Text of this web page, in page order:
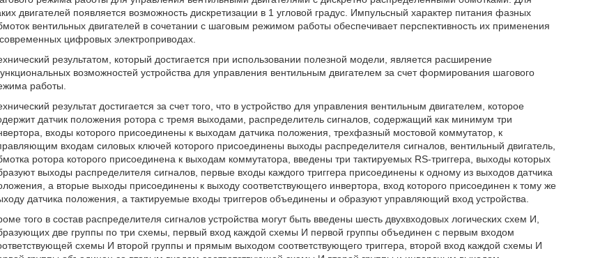
двигателей появляется возможность дискретизации в 1 угловой градус. Импульсный характер питания фазных
вентильных двигателей в сочетании с шаговым режимом работы обеспечивает перспективность их применения
цифровых электроприводах.
результатом, который достигается при использовании полезной модели, является расширение
возможностей устройства для управления вентильным двигателем за счет формирования шагового
работы.
результат достигается за счет того, что в устройство для управления вентильным двигателем, которое
датчик положения ротора с тремя выходами, распределитель сигналов, содержащий как минимум три
входы которого присоединены к выходам датчика положения, трехфазный мостовой коммутатор, к
входам силовых ключей которого присоединены выходы распределителя сигналов, вентильный двигатель,
ротора которого присоединена к выходам коммутатора, введены три тактируемых RS-триггера, выходы которых
выходы распределителя сигналов, первые входы каждого триггера присоединены к одному из выходов датчика
а вторые выходы присоединены к выходу соответствующего инвертора, вход которого присоединен к тому же
датчика положения, а тактируемые входы триггеров объединены и образуют управляющий вход устройства.
того в состав распределителя сигналов устройства могут быть введены шесть двухвходовых логических схем И,
две группы по три схемы, первый вход каждой схемы И первой группы объединен с первым входом
схемы И второй группы и прямым выходом соответствующего триггера, второй вход каждой схемы И